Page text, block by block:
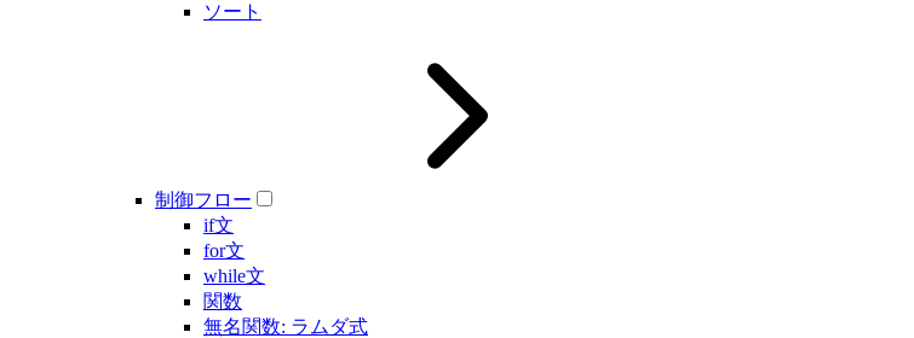
ソート
制御フロー
if文
for文
while文
関数
無名関数: ラムダ式